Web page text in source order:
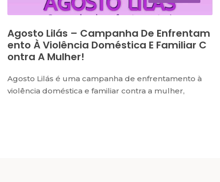
Agosto Lilás – Campanha De Enfrentam
Ento À Violência Doméstica E Familiar C
Ontra A Mulher!
Agosto Lilás é uma campanha de enfrentamento à
violência doméstica e familiar contra a mulher,